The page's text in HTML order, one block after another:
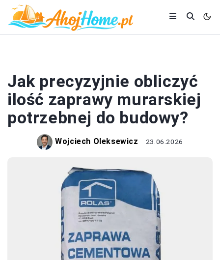
Jak precyzyjnie obliczyć
ilość zaprawy murarskiej
potrzebnej do budowy?
Wojciech Oleksewicz 23.06.2026